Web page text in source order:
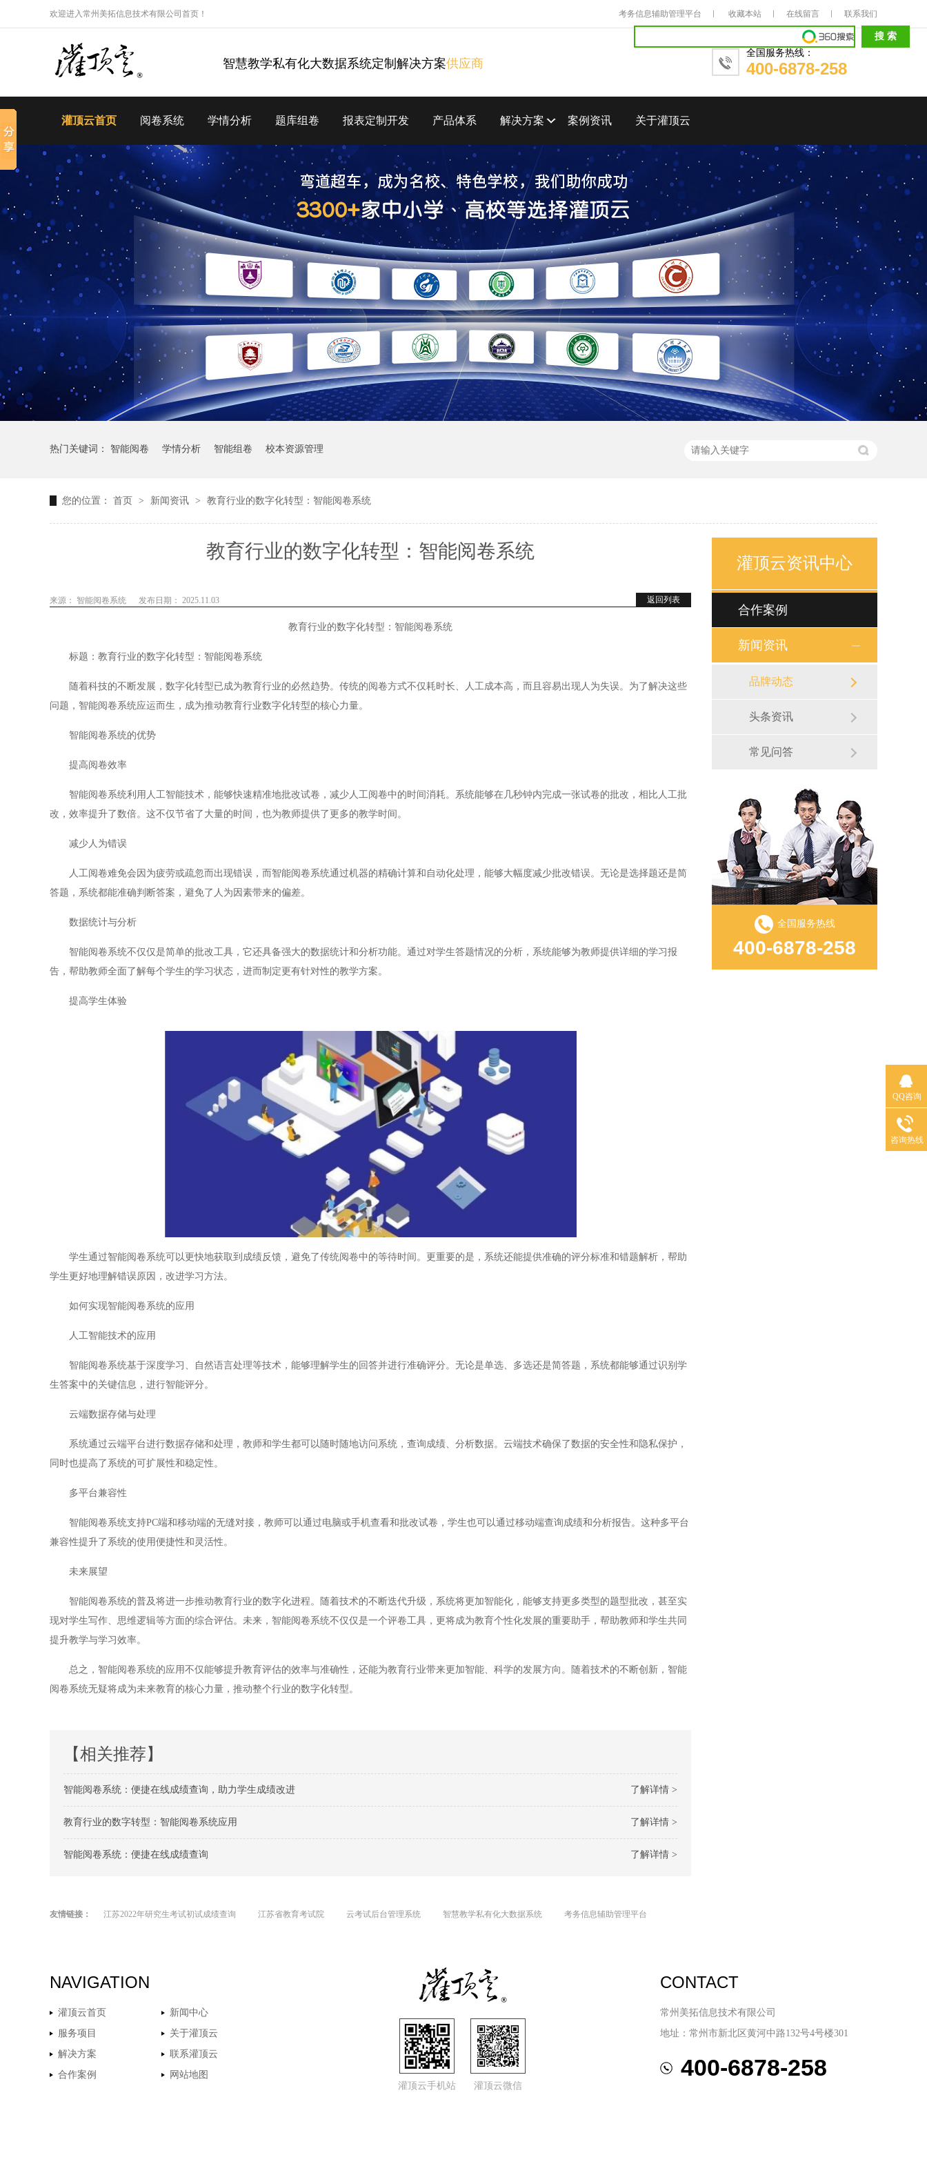
考务信息辅助管理平台 收藏本站 在线留言 联系我们
欢迎进入常州美拓信息技术有限公司首页！
智慧教学私有化大数据系统定制解决方案供应商
全国服务热线：
400-6878-258
灌顶云首页 阅卷系统 学情分析 题库组卷 报表定制开发 产品体系 解决方案 案例资讯 关于灌顶云
热门关键词： 智能阅卷 学情分析 智能组卷 校本资源管理
您的位置： 首页 > 新闻资讯 > 教育行业的数字化转型：智能阅卷系统
教育行业的数字化转型：智能阅卷系统
返回列表
来源： 智能阅卷系统 发布日期： 2025.11.03
教育行业的数字化转型：智能阅卷系统
标题：教育行业的数字化转型：智能阅卷系统
随着科技的不断发展，数字化转型已成为教育行业的必然趋势。传统的阅卷方式不仅耗时长、人工成本高，而且容易出现人为失误。为了解决这些
问题，智能阅卷系统应运而生，成为推动教育行业数字化转型的核心力量。
智能阅卷系统的优势
提高阅卷效率
智能阅卷系统利用人工智能技术，能够快速精准地批改试卷，减少人工阅卷中的时间消耗。系统能够在几秒钟内完成一张试卷的批改，相比人工批
改，效率提升了数倍。这不仅节省了大量的时间，也为教师提供了更多的教学时间。
减少人为错误
人工阅卷难免会因为疲劳或疏忽而出现错误，而智能阅卷系统通过机器的精确计算和自动化处理，能够大幅度减少批改错误。无论是选择题还是简
答题，系统都能准确判断答案，避免了人为因素带来的偏差。
数据统计与分析
智能阅卷系统不仅仅是简单的批改工具，它还具备强大的数据统计和分析功能。通过对学生答题情况的分析，系统能够为教师提供详细的学习报
告，帮助教师全面了解每个学生的学习状态，进而制定更有针对性的教学方案。
提高学生体验
学生通过智能阅卷系统可以更快地获取到成绩反馈，避免了传统阅卷中的等待时间。更重要的是，系统还能提供准确的评分标准和错题解析，帮助
学生更好地理解错误原因，改进学习方法。
如何实现智能阅卷系统的应用
人工智能技术的应用
智能阅卷系统基于深度学习、自然语言处理等技术，能够理解学生的回答并进行准确评分。无论是单选、多选还是简答题，系统都能够通过识别学
生答案中的关键信息，进行智能评分。
云端数据存储与处理
系统通过云端平台进行数据存储和处理，教师和学生都可以随时随地访问系统，查询成绩、分析数据。云端技术确保了数据的安全性和隐私保护，
同时也提高了系统的可扩展性和稳定性。
多平台兼容性
智能阅卷系统支持PC端和移动端的无缝对接，教师可以通过电脑或手机查看和批改试卷，学生也可以通过移动端查询成绩和分析报告。这种多平台
兼容性提升了系统的使用便捷性和灵活性。
未来展望
智能阅卷系统的普及将进一步推动教育行业的数字化进程。随着技术的不断迭代升级，系统将更加智能化，能够支持更多类型的题型批改，甚至实
现对学生写作、思维逻辑等方面的综合评估。未来，智能阅卷系统不仅仅是一个评卷工具，更将成为教育个性化发展的重要助手，帮助教师和学生共同
提升教学与学习效率。
总之，智能阅卷系统的应用不仅能够提升教育评估的效率与准确性，还能为教育行业带来更加智能、科学的发展方向。随着技术的不断创新，智能
阅卷系统无疑将成为未来教育的核心力量，推动整个行业的数字化转型。
【相关推荐】
了解详情 >
智能阅卷系统：便捷在线成绩查询，助力学生成绩改进
了解详情 >
教育行业的数字转型：智能阅卷系统应用
了解详情 >
智能阅卷系统：便捷在线成绩查询
灌顶云资讯中心
合作案例
新闻资讯
品牌动态
头条资讯
常见问答
全国服务热线
400-6878-258
友情链接： 江苏2022年研究生考试初试成绩查询 江苏省教育考试院 云考试后台管理系统 智慧教学私有化大数据系统 考务信息辅助管理平台
NAVIGATION
灌顶云首页
新闻中心
服务项目
关于灌顶云
解决方案
联系灌顶云
合作案例
网站地图
灌顶云手机站
灌顶云微信
CONTACT
常州美拓信息技术有限公司
地址：常州市新北区黄河中路132号4号楼301
400-6878-258
QQ咨询
咨询热线